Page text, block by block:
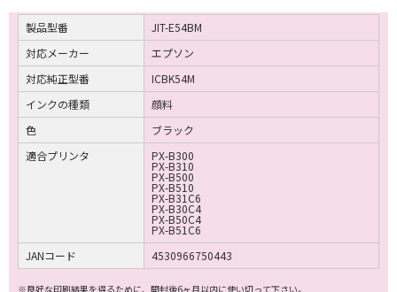
製品型番
JIT-E54BM
対応メーカー
エプソン
対応純正型番
ICBK54M
インクの種類
顔料
色
ブラック
適合プリンタ
PX-B300
PX-B310
PX-B500
PX-B510
PX-B31C6
PX-B30C4
PX-B50C4
PX-B51C6
JANコード
4530966750443
※良好な印刷結果を得るために、開封後6ヶ月以内に使い切って下さい。